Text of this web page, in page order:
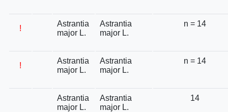
!
Astrantia
major L.
Astrantia
major L.
n = 14
!
Astrantia
major L.
Astrantia
major L.
n = 14
Astrantia
major L.
Astrantia
major L.
14